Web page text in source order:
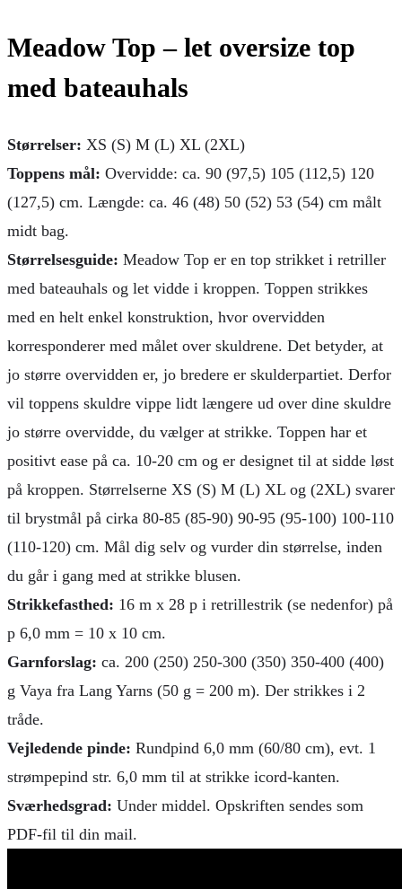
Meadow Top – let oversize top
med bateauhals
Størrelser: XS (S) M (L) XL (2XL)
Toppens mål: Overvidde: ca. 90 (97,5) 105 (112,5) 120
(127,5) cm. Længde: ca. 46 (48) 50 (52) 53 (54) cm målt
midt bag.
Størrelsesguide: Meadow Top er en top strikket i retriller
med bateauhals og let vidde i kroppen. Toppen strikkes
med en helt enkel konstruktion, hvor overvidden
korresponderer med målet over skuldrene. Det betyder, at
jo større overvidden er, jo bredere er skulderpartiet. Derfor
vil toppens skuldre vippe lidt længere ud over dine skuldre
jo større overvidde, du vælger at strikke. Toppen har et
positivt ease på ca. 10-20 cm og er designet til at sidde løst
på kroppen. Størrelserne XS (S) M (L) XL og (2XL) svarer
til brystmål på cirka 80-85 (85-90) 90-95 (95-100) 100-110
(110-120) cm. Mål dig selv og vurder din størrelse, inden
du går i gang med at strikke blusen.
Strikkefasthed: 16 m x 28 p i retrillestrik (se nedenfor) på
p 6,0 mm = 10 x 10 cm.
Garnforslag: ca. 200 (250) 250-300 (350) 350-400 (400)
g Vaya fra Lang Yarns (50 g = 200 m). Der strikkes i 2
tråde.
Vejledende pinde: Rundpind 6,0 mm (60/80 cm), evt. 1
strømpepind str. 6,0 mm til at strikke icord-kanten.
Sværhedsgrad: Under middel. Opskriften sendes som
PDF-fil til din mail.